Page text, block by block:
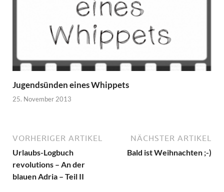
Jugendsünden eines Whippets
25. November 2013
VORHERIGER ARTIKEL
Urlaubs-Logbuch
revolutions – An der
blauen Adria – Teil II
NÄCHSTER ARTIKEL
Bald ist Weihnachten ;-)